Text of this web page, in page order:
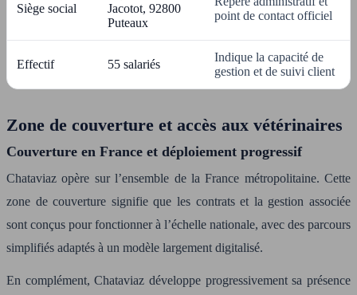
Siège social
Jacotot, 92800
Puteaux
point de contact officiel
Effectif 55 salariés
Indique la capacité de
gestion et de suivi client
Zone de couverture et accès aux vétérinaires
Couverture en France et déploiement progressif
Chataviaz opère sur l’ensemble de la France métropolitaine. Cette
zone de couverture signifie que les contrats et la gestion associée
sont conçus pour fonctionner à l’échelle nationale, avec des parcours
simplifiés adaptés à un modèle largement digitalisé.
En complément, Chataviaz développe progressivement sa présence